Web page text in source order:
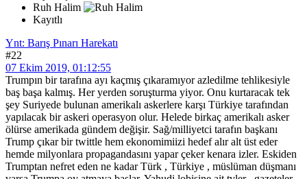
Ruh Halim
Kayıtlı
Ynt: Barış Pınarı Harekatı
#22
07 Ekim 2019, 01:12:55
Trumpın bir tarafına ayı kaçmış çıkaramıyor azledilme tehlikesiyle
baş başa kalmış. Her yerden soruşturma yiyor. Onu kurtaracak tek
şey Suriyede bulunan amerikalı askerlere karşı Türkiye tarafından
yapılacak bir askeri operasyon olur. Helede birkaç amerikalı asker
ölürse amerikada gündem değişir. Sağ/milliyetci tarafın başkanı
Trump çıkar bir twittle hem ekonomimiizi hedef alır alt üst eder
hemde milyonlara propagandasını yapar çeker kenara izler. Eskiden
Trumptan nefret eden ne kadar Türk , Türkiye , müslüman düşmanı